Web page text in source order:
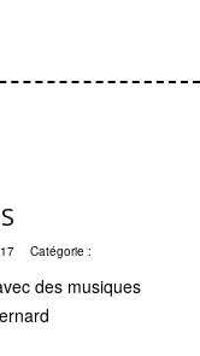
Catégorie :
des musiques